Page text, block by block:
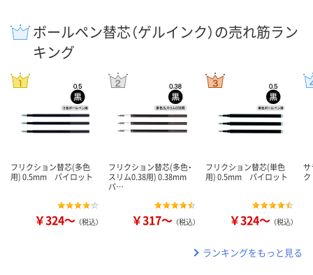
ボールペン替芯（ゲルインク）の売れ筋ラン
キング
フリクション替芯(多色
用) 0.5mm パイロット
￥324～ （税込）
フリクション替芯(多色・
スリム0.38用) 0.38mm
パ…
￥317～ （税込）
フリクション替芯(単色
用) 0.5mm パイロット
￥324～ （税込）
ランキングをもっと見る